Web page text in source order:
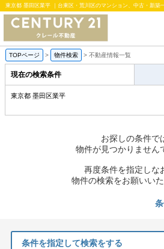
TOPページ > 物件検索 > 不動産情報一覧
現在の検索条件
東京都 墨田区業平
お探しの条件で
物件が見つかりません
再度条件を指定しな
物件の検索をお願いいた
条件を指定して検索をする